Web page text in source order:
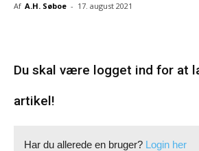
Af A.H. Søboe - 17. august 2021
Du skal være logget ind for at
artikel!
Har du allerede en bruger? Login her